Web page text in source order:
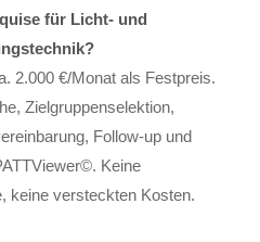
für Licht- und
2.000 €/Monat als Festpreis.
Zielgruppenselektion,
Follow-up und
Keine
keine versteckten Kosten.